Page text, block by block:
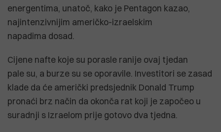
energentima, unatoč, kako je Pentagon kazao,
najintenzivnijim američko-izraelskim
napadima dosad.
Cijene nafte koje su porasle ranije ovaj tjedan
pale su, a burze su se oporavile. Investitori se zasad
klade da će američki predsjednik Donald Trump
pronaći brz način da okonča rat koji je započeo u
suradnji s Izraelom prije gotovo dva tjedna.